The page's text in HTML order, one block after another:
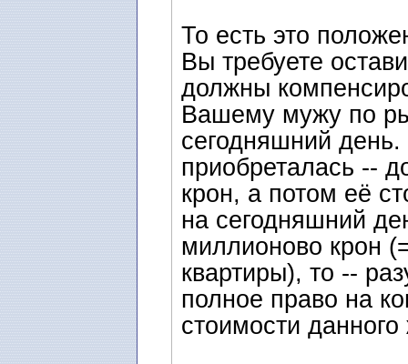
То есть это
Вы требуете
должны
Вашему мужу по
сегодняшний день.
приобреталась --
крон, а потом её
на сегодняшний
миллионово крон
квартиры), то --
полное право на
стоимости